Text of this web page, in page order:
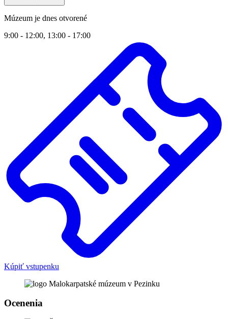
Múzeum je dnes otvorené
9:00 - 12:00, 13:00 - 17:00
Kúpiť vstupenku
Ocenenia